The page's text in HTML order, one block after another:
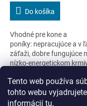
Tento web používa
tohto webu
informácií tu.
Do košíka
Vhodné pre kone a
poníky: nepracujúce a v
záťaži, dobre fungujúce
nízko-energetickom
intenzívneho tréningu,